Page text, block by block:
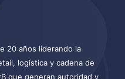
20 años liderando la
logística y cadena de
que generan autoridad y